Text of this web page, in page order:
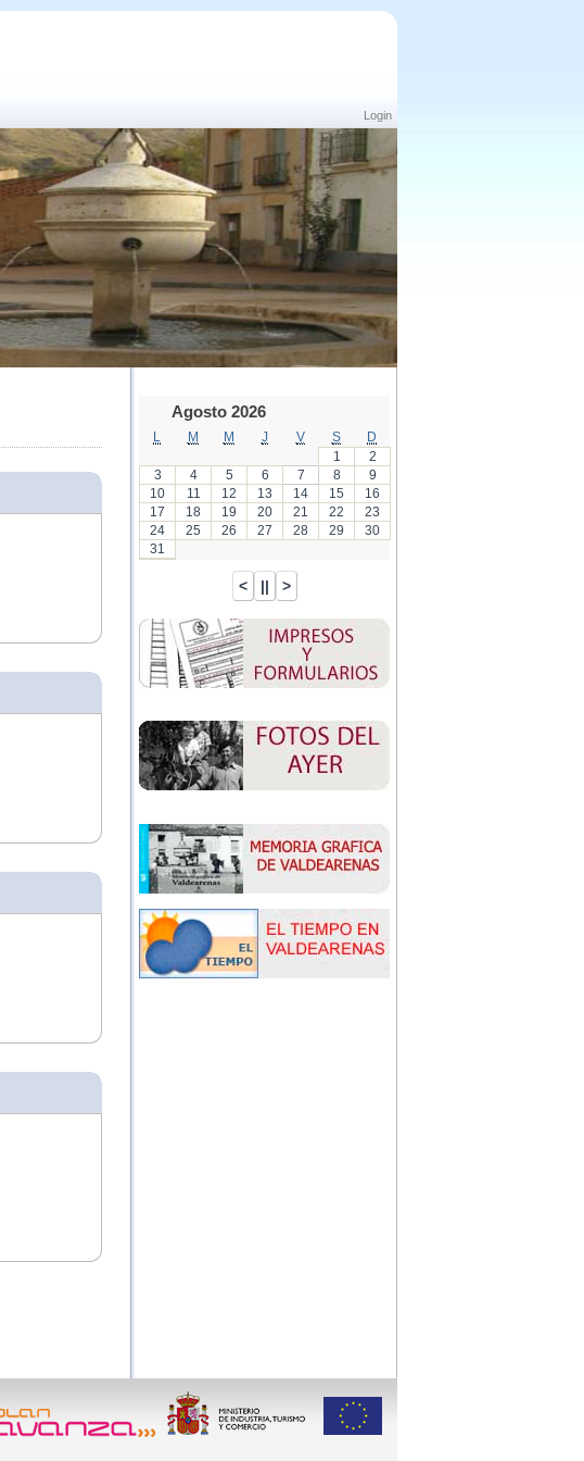
Login
Agosto 2026
M M J V S
D
1
2
3
4 5 6 7 8
9
10
11 12 13 14 15
16
17
18 19 20 21 22
23
24
25 26 27 28 29
30
31